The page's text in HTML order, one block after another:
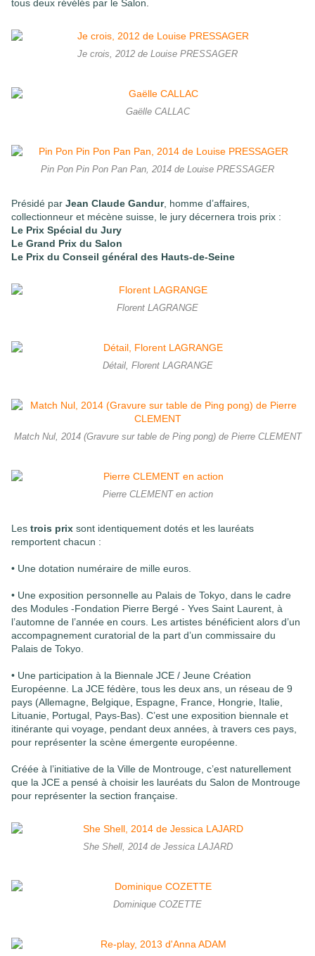
tous deux révélés par le Salon
Je crois, 2012 de Louise PRESSAGER
Gaëlle CALLAC
Pin Pon Pin Pon Pan Pan, 2014 de Louise PRESSAGER
Présidé par Jean Claude Gandur, homme d’affaires,
collectionneur et mécène suisse, le jury décernera trois prix :
Le Prix Spécial du Jury
Le Grand Prix du Salon
Le Prix du Conseil général des Hauts-de-Seine
Florent LAGRANGE
Détail, Florent LAGRANGE
Match Nul, 2014 (Gravure sur table de Ping pong) de Pierre CLEMENT
Pierre CLEMENT en action
Les trois prix sont identiquement dotés et les lauréats
remportent chacun :
• Une dotation numéraire de mille euros.
• Une exposition personnelle au Palais de Tokyo, dans le cadre
des Modules -Fondation Pierre Bergé - Yves Saint Laurent, à
l’automne de l’année en cours. Les artistes bénéficient alors d’un
accompagnement curatorial de la part d’un commissaire du
Palais de Tokyo.
• Une participation à la Biennale JCE / Jeune Création
Européenne. La JCE fédère, tous les deux ans, un réseau de 9
pays (Allemagne, Belgique, Espagne, France, Hongrie, Italie,
Lituanie, Portugal, Pays-Bas). C’est une exposition biennale et
itinérante qui voyage, pendant deux années, à travers ces pays,
pour représenter la scène émergente européenne.
Créée à l’initiative de la Ville de Montrouge, c’est naturellement
que la JCE a pensé à choisir les lauréats du Salon de Montrouge
pour représenter la section française.
She Shell, 2014 de Jessica LAJARD
Dominique COZETTE